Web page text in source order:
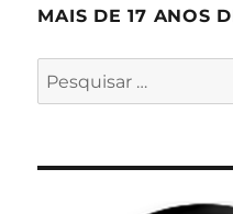
MAIS DE 17 ANOS
Pesquisar
por: